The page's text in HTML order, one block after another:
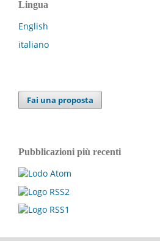
Lingua
English
italiano
Fai una proposta
Pubblicazioni più recenti